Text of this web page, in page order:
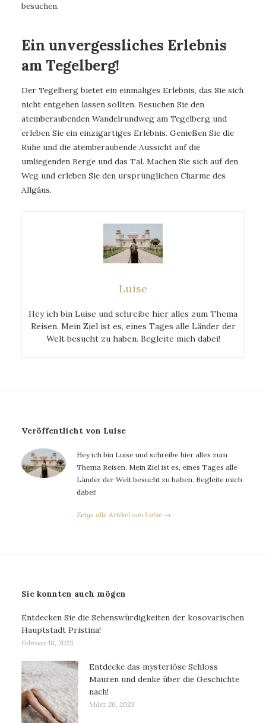
besuchen.
Ein unvergessliches Erlebnis
am Tegelberg!
Der Tegelberg bietet ein einmaliges Erlebnis, das Sie sich
nicht entgehen lassen sollten. Besuchen Sie den
atemberaubenden Wandelrundweg am Tegelberg und
erleben Sie ein einzigartiges Erlebnis. Genießen Sie die
Ruhe und die atemberaubende Aussicht auf die
umliegenden Berge und das Tal. Machen Sie sich auf den
Weg und erleben Sie den ursprünglichen Charme des
Allgäus.
Luise
Hey ich bin Luise und schreibe hier alles zum Thema
Reisen. Mein Ziel ist es, eines Tages alle Länder der
Welt besucht zu haben. Begleite mich dabei!
Veröffentlicht von Luise
Hey ich bin Luise und schreibe hier alles zum
Thema Reisen. Mein Ziel ist es, eines Tages alle
Länder der Welt besucht zu haben. Begleite mich
dabei!
Zeige alle Artikel von Luise →
Sie konnten auch mögen
Entdecken Sie die Sehenswürdigkeiten der kosovarischen
Hauptstadt Pristina!
Februar 18, 2023
Entdecke das mysteriöse Schloss
Mauren und denke über die Geschichte
nach!
März 26, 2023